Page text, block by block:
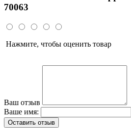
70063
Нажмите, чтобы оценить товар
Ваш отзыв
Ваше имя:
Оставить отзыв